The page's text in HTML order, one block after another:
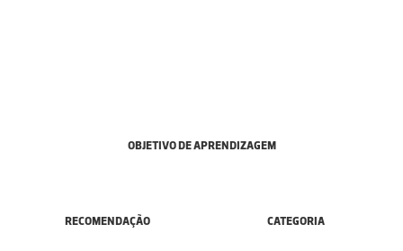
OBJETIVO DE APRENDIZAGEM
RECOMENDAÇÃO CATEGORIA